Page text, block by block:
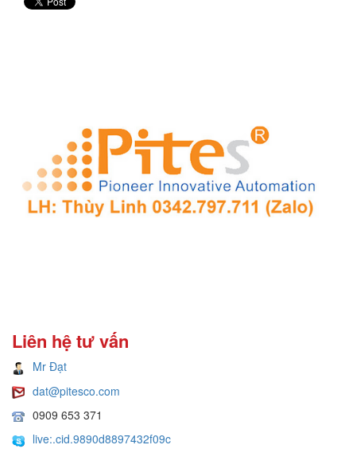
Liên hệ tư vấn
Mr Đạt
dat@pitesco.com
0909 653 371
live:.cid.9890d8897432f09c